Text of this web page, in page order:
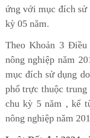
ứng với mục đích sử
kỳ 05 năm.
Theo Khoản 3
nông nghiệp năm
mục đích sử dụng
phố trực thuộc
chu kỳ 5 năm , kể
nông nghiệp năm